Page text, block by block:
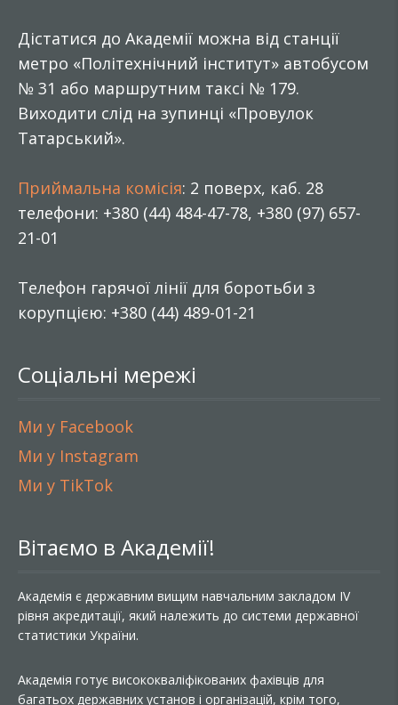
Дістатися до Академії можна від станції
метро «Політехнічний інститут» автобусом
№ 31 або маршрутним таксі № 179.
Виходити слід на зупинці «Провулок
Татарський».
Приймальна комісія: 2 поверх, каб. 28
телефони: +380 (44) 484-47-78, +380 (97) 657-
21-01
Телефон гарячої лінії для боротьби з
корупцією: +380 (44) 489-01-21
Соціальні мережі
Ми у Facebook
Ми у Instagram
Ми у TikTok
Вітаємо в Академії!
Академія є державним вищим навчальним закладом IV
рівня акредитації, який належить до системи державної
статистики України.
Академія готує висококваліфікованих фахівців для
багатьох державних установ і організацій, крім того,